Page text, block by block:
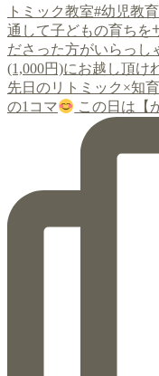
先日のリトミック×知
の1コマ
この日は【